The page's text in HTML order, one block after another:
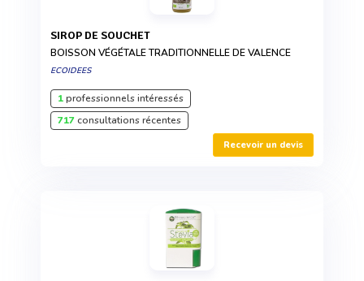
SIROP DE SOUCHET
BOISSON VÉGÉTALE TRADITIONNELLE DE VALENCE
ECOIDEES
1professionnels intéressés
717consultations récentes
Recevoir un devis